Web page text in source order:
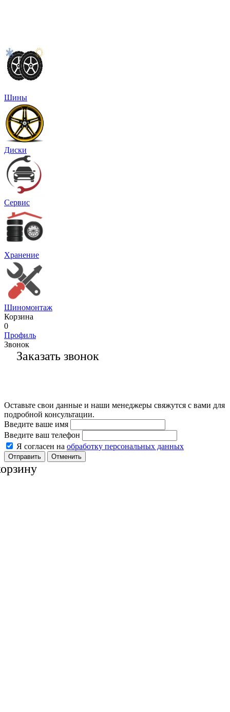
Шины
Диски
Сервис
Хранение
Шиномонтаж
Корзина
0
Профиль
Звонок
Заказать звонок
Оставьте свои данные и наши менеджеры свяжутся с вами для
подробной консультации.
Введите ваше имя
Введите ваш телефон
Я согласен на обработку персональных данных
Отменить